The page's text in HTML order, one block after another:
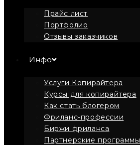
Прайс лист
Портфолио
Отзывы заказчиков
Инфо
Услуги Копирайтера
Курсы для копирайтера
Как стать блогером
Фриланс-профессии
Биржи фриланса
Партнерские программы